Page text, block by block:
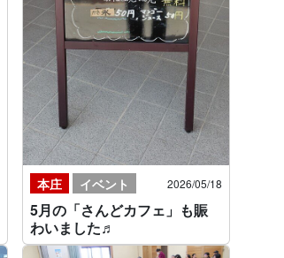
本庄 イベント 2026/05/18
5月の「さんどカフェ」も賑
わいました♬